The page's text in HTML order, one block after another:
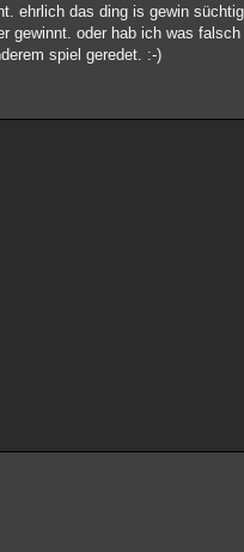
ehrlich das ding is gewin
gewinnt. oder hab ich was
spiel geredet. :-)